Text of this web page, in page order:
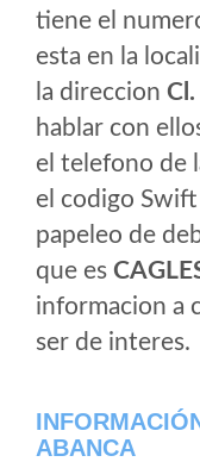
tiene el
esta en la
la direccion
hablar con
el telefono de
el codigo
papeleo de
que es
informacion a
ser de interes.
ABANCA